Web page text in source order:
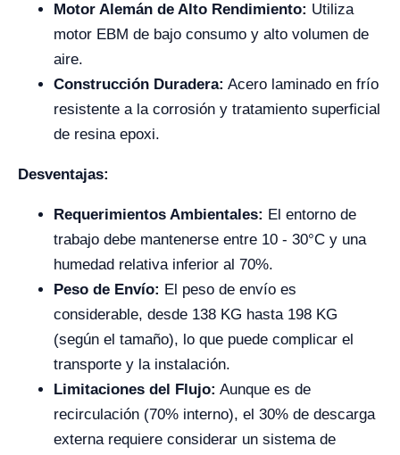
Motor Alemán de Alto Rendimiento: Utiliza
motor EBM de bajo consumo y alto volumen de
aire.
Construcción Duradera: Acero laminado en frío
resistente a la corrosión y tratamiento superficial
de resina epoxi.
Desventajas:
Requerimientos Ambientales: El entorno de
trabajo debe mantenerse entre 10 - 30°C y una
humedad relativa inferior al 70%.
Peso de Envío: El peso de envío es
considerable, desde 138 KG hasta 198 KG
(según el tamaño), lo que puede complicar el
transporte y la instalación.
Limitaciones del Flujo: Aunque es de
recirculación (70% interno), el 30% de descarga
externa requiere considerar un sistema de